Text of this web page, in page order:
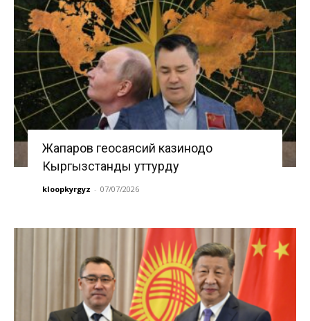
Жапаров геосаясий казинодо
Кыргызстанды уттурду
kloopkyrgyz - 07/07/2026